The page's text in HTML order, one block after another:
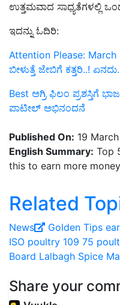
ಉತ್ತಮವಾದ ಸಾಧ್ಯತೆಗಳಲ್ಲಿ
ಇದನ್ನು ಓದಿರಿ:
Attention Please:
ಬೀಳುತ್ತೆ ಜೇಬಿಗೆ ಕತ್ತರಿ..!
Best ಅಗ್ರಿ ಫಿಲಂ ಪ್ರಶಸ್ತಿಗೆ
ಪಾಟೀಲ್‌ ಅಭಿನಂದನೆ
Published On: 19
English Summary: Top
this to earn more money
Related
News Golden Tips
ISO poultry 109 75
Board Lalbagh Spice
Share your